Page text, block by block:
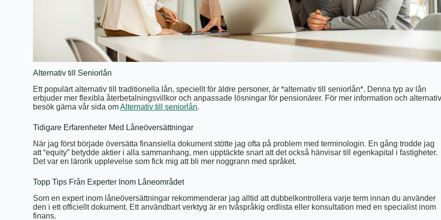
Alternativ till Seniorlån
Ett populärt alternativ till traditionella lån, speciellt för äldre personer, är *alternativ till seniorlån*. Denna typ av lån
erbjuder mer flexibla återbetalningsvillkor och anpassade lösningar för pensionärer. För mer information och
besök gärna vår sida omAlternativ till seniorlån.
Tidigare Erfarenheter Med Låneöversättningar
När jag först började översätta finansiella dokument stötte jag ofta på problem med terminologin. En gång trodde jag
att “equity” betydde aktier i alla sammanhang, men upptäckte snart att det också hänvisar till egenkapital i fastigheter.
Det var en lärorik upplevelse som fick mig att bli mer noggrann med språket.
Topp Tips Från Experter Inom Låneområdet
Som en expert inom låneöversättningar rekommenderar jag alltid att dubbelkontrollera varje term innan du använder
den i ett officiellt dokument. Ett användbart verktyg är en tvåspråkig ordlista eller konsultation med en specialist inom
finans.